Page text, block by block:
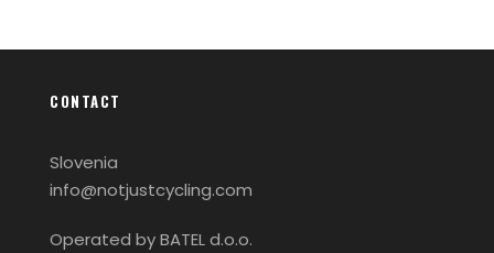
CONTACT
Slovenia
info@notjustcycling.com
Operated by BATEL d.o.o.